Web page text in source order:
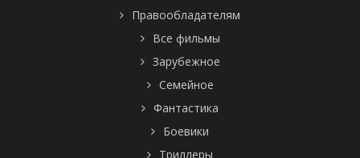
Правообладателям
Все фильмы
Зарубежное
Семейное
Фантастика
Боевики
Триллеры